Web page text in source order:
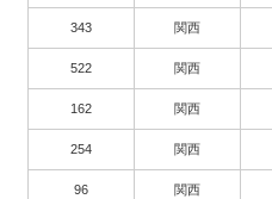
343 関西
522 関西
162 関西
254 関西
96 関西